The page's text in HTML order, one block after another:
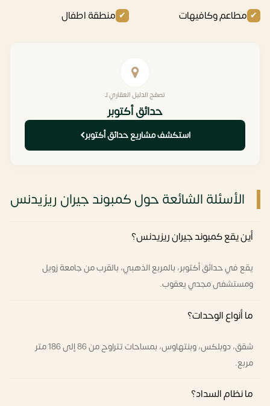
مطاعم وكافيهات
منطقة اطفال
تصفح الدليل العقاري لـ
حدائق أكتوبر
استكشف مشاريع حدائق أكتوبر
الأسئلة الشائعة حول كمبوند جيران ريزيدنس
أين يقع كمبوند جيران ريزيدنس؟
يقع في حدائق أكتوبر، بالمربع الذهبي، بالقرب من جامعة زويل
ومستشفى مجدي يعقوب.
ما أنواع الوحدات؟
شقق، دوبلكس، وبنتهاوس، بمساحات تتراوح من 86 إلى 186 متر
مربع.
ما نظام السداد؟